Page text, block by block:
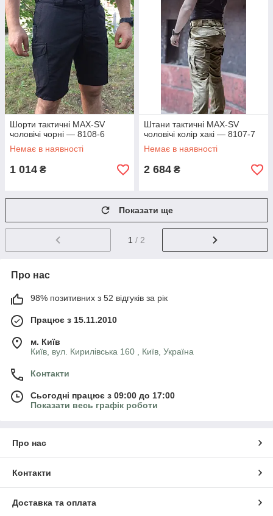
Шорти тактичні MAX-SV
чоловічі чорні — 8108-6
Немає в наявності
1 014 ₴
Штани тактичні MAX-SV
чоловічі колір хакі — 8107-7
Немає в наявності
2 684 ₴
Показати ще
1 / 2
Про нас
98% позитивних з 52 відгуків за рік
Працює з 15.11.2010
м. Київ
Київ, вул. Кирилівська 160 , Київ, Україна
Контакти
Сьогодні працює з 09:00 до 17:00
Показати весь графік роботи
Про нас
Контакти
Доставка та оплата